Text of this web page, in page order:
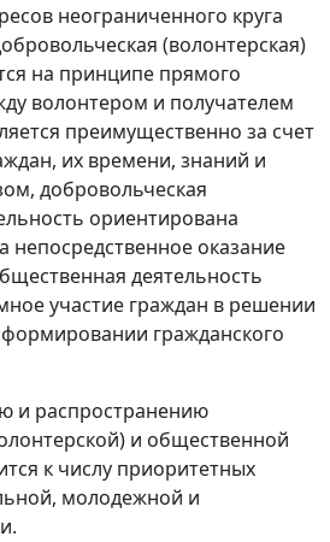
неограниченного круга
(волонтерская)
на принципе прямого
волонтером и получателем
преимущественно за счет
их времени, знаний и
добровольческая
ориентирована
оказание
деятельность
участие граждан в решении
гражданского
и распространению
и общественной
к числу приоритетных
молодежной и